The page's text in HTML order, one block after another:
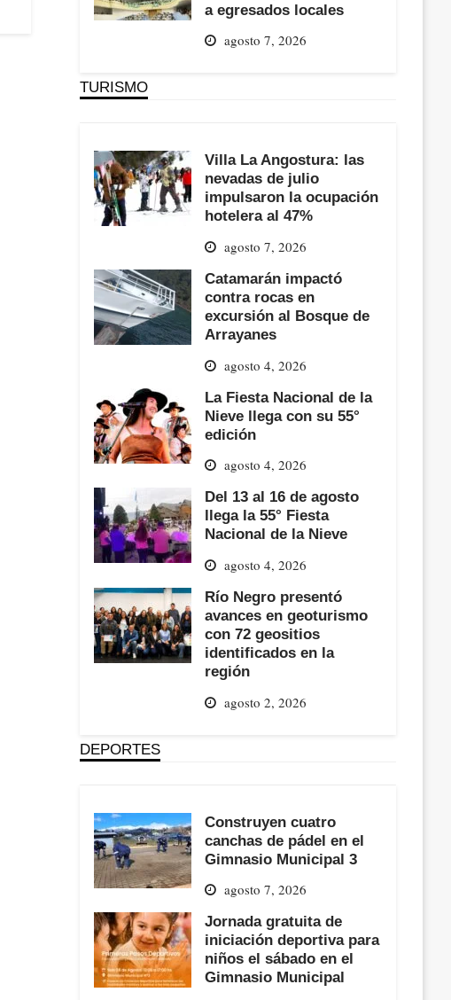
a egresados locales
agosto 7, 2026
TURISMO
Villa La Angostura: las
nevadas de julio
impulsaron la ocupación
hotelera al 47%
agosto 7, 2026
Catamarán impactó
contra rocas en
excursión al Bosque de
Arrayanes
agosto 4, 2026
La Fiesta Nacional de la
Nieve llega con su 55°
edición
agosto 4, 2026
Del 13 al 16 de agosto
llega la 55° Fiesta
Nacional de la Nieve
agosto 4, 2026
Río Negro presentó
avances en geoturismo
con 72 geositios
identificados en la
región
agosto 2, 2026
DEPORTES
Construyen cuatro
canchas de pádel en el
Gimnasio Municipal 3
agosto 7, 2026
Jornada gratuita de
iniciación deportiva para
niños el sábado en el
Gimnasio Municipal